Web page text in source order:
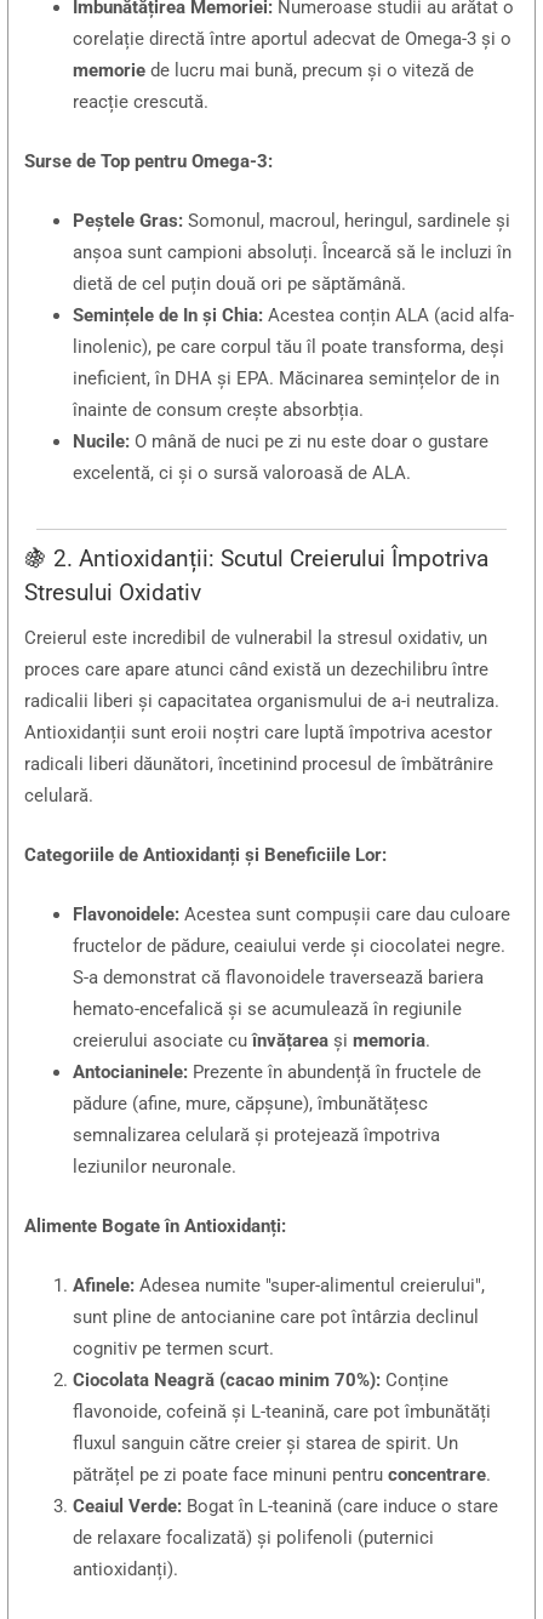
Îmbunătățirea Memoriei: Numeroase studii au arătat o
corelație directă între aportul adecvat de Omega-3 și o
memorie de lucru mai bună, precum și o viteză de
reacție crescută.
Surse de Top pentru Omega-3:
Peștele Gras: Somonul, macroul, heringul, sardinele și
anșoa sunt campioni absoluți. Încearcă să le incluzi în
dietă de cel puțin două ori pe săptămână.
Semințele de In și Chia: Acestea conțin ALA (acid alfa-
linolenic), pe care corpul tău îl poate transforma, deși
ineficient, în DHA și EPA. Măcinarea semințelor de in
înainte de consum crește absorbția.
Nucile: O mână de nuci pe zi nu este doar o gustare
excelentă, ci și o sursă valoroasă de ALA.
🍇 2. Antioxidanții: Scutul Creierului Împotriva
Stresului Oxidativ
Creierul este incredibil de vulnerabil la stresul oxidativ, un
proces care apare atunci când există un dezechilibru între
radicalii liberi și capacitatea organismului de a-i neutraliza.
Antioxidanții sunt eroii noștri care luptă împotriva acestor
radicali liberi dăunători, încetinind procesul de îmbătrânire
celulară.
Categoriile de Antioxidanți și Beneficiile Lor:
Flavonoidele: Acestea sunt compușii care dau culoare
fructelor de pădure, ceaiului verde și ciocolatei negre.
S-a demonstrat că flavonoidele traversează bariera
hemato-encefalică și se acumulează în regiunile
creierului asociate cuînvățarea șimemoria.
Antocianinele: Prezente în abundență în fructele de
pădure (afine, mure, căpșune), îmbunătățesc
semnalizarea celulară și protejează împotriva
leziunilor neuronale.
Alimente Bogate în Antioxidanți:
Afinele: Adesea numite "super-alimentul creierului",
sunt pline de antocianine care pot întârzia declinul
cognitiv pe termen scurt.
Ciocolata Neagră (cacao minim 70%): Conține
flavonoide, cofeină și L-teanină, care pot îmbunătăți
fluxul sanguin către creier și starea de spirit. Un
pătrățel pe zi poate face minuni pentruconcentrare.
Ceaiul Verde: Bogat în L-teanină (care induce o stare
de relaxare focalizată) și polifenoli (puternici
antioxidanți).